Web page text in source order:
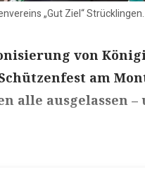
„Gut Ziel“
von
am
alle ausgelassen